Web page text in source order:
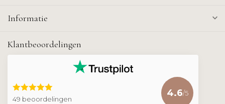
Informatie
Klantbeoordelingen
49 beoordelingen
4.6/5